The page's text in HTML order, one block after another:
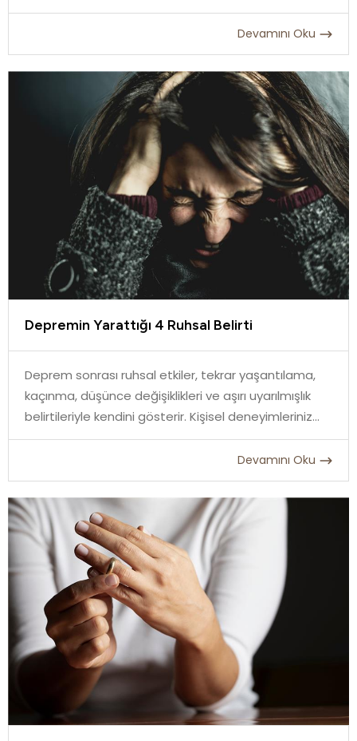
Devamını Oku
Depremin Yarattığı 4 Ruhsal Belirti
Deprem sonrası ruhsal etkiler, tekrar yaşantılama,
kaçınma, düşünce değişiklikleri ve aşırı uyarılmışlık
belirtileriyle kendini gösterir. Kişisel deneyimleriniz...
Devamını Oku